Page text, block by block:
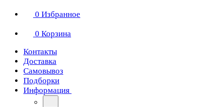
0 Избранное
0 Корзина
Контакты
Доставка
Самовывоз
Подборки
Информация